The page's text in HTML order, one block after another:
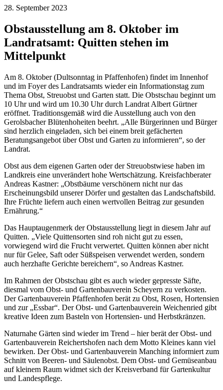
28. September 2023
Obstausstellung am 8. Oktober im
Landratsamt: Quitten stehen im
Mittelpunkt
Am 8. Oktober (Dultsonntag in Pfaffenhofen) findet im Innenhof
und im Foyer des Landratsamts wieder ein Informationstag zum
Thema Obst, Streuobst und Garten statt. Die Obstschau beginnt um
10 Uhr und wird um 10.30 Uhr durch Landrat Albert Gürtner
eröffnet. Traditionsgemäß wird die Ausstellung auch von den
Gerolsbacher Blütenhoheiten beehrt. „Alle Bürgerinnen und Bürger
sind herzlich eingeladen, sich bei einem breit gefächerten
Beratungsangebot über Obst und Garten zu informieren“, so der
Landrat.
Obst aus dem eigenen Garten oder der Streuobstwiese haben im
Landkreis eine unverändert hohe Wertschätzung. Kreisfachberater
Andreas Kastner: „Obstbäume verschönern nicht nur das
Erscheinungsbild unserer Dörfer und gestalten das Landschaftsbild.
Ihre Früchte liefern auch einen wertvollen Beitrag zur gesunden
Ernährung.“
Das Hauptaugenmerk der Obstausstellung liegt in diesem Jahr auf
Quitten. „Viele Quittensorten sind roh nicht gut zu essen,
vorwiegend wird die Frucht verwertet. Quitten können aber nicht
nur für Gelee, Saft oder Süßspeisen verwendet werden, sondern
auch herzhafte Gerichte bereichern“, so Andreas Kastner.
Im Rahmen der Obstschau gibt es auch wieder gepresste Säfte,
diesmal vom Obst- und Gartenbauverein Scheyern zu verkosten.
Der Gartenbauverein Pfaffenhofen berät zu Obst, Rosen, Hortensien
und zur „Essbar“. Der Obst- und Gartenbauverein Weichenried gibt
kreative Ideen zum Basteln von Hortensien- und Herbstkränzen.
Naturnahe Gärten sind wieder im Trend – hier berät der Obst- und
Gartenbauverein Reichertshofen nach dem Motto Kleines kann viel
bewirken. Der Obst- und Gartenbauverein Manching informiert zum
Schnitt von Beeren- und Säulenobst. Dem Obst- und Gemüseanbau
auf kleinem Raum widmet sich der Kreisverband für Gartenkultur
und Landespflege.